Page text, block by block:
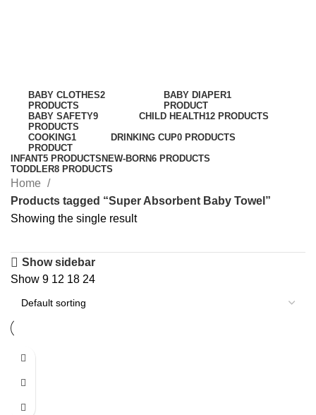
BABY CLOTHES2
PRODUCTS
BABY DIAPER1
PRODUCT
BABY SAFETY9
PRODUCTS
CHILD HEALTH12 PRODUCTS
COOKING1
PRODUCT
DRINKING CUP0 PRODUCTS
INFANT5 PRODUCTS NEW-BORN6 PRODUCTS
TODDLER8 PRODUCTS
Home
Products tagged “Super Absorbent Baby Towel”
Showing the single result
Show sidebar
Show 9 12 18 24